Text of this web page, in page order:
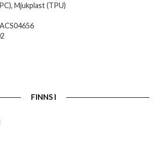
Mjukplast (TPU)
ACS04656
FINNS I